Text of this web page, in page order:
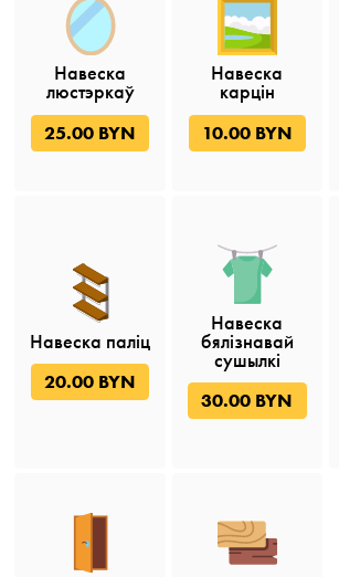
Навеска
люстэркаў
25.00 BYN
Навеска
карцін
10.00 BYN
Навеска паліц
20.00 BYN
Навеска
бялізнавай
сушылкі
30.00 BYN